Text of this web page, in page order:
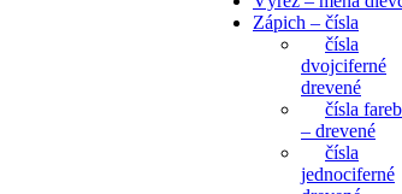
Zápich – čísla
čísla
dvojciferné
drevené
čísla
– drevené
čísla
jednociferné